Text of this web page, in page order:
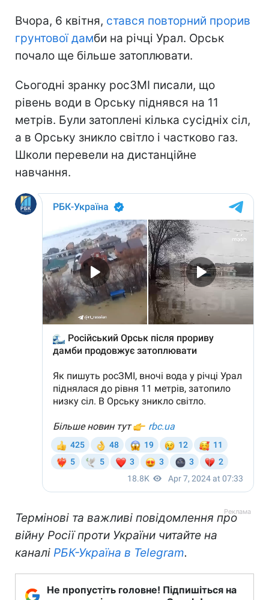
Вчора, 6 квітня, стався повторний прорив
грунтової дамби на річці Урал. Орськ
почало ще більше затоплювати.
Сьогодні зранку росЗМІ писали, що
рівень води в Орську піднявся на 11
метрів. Були затоплені кілька сусідніх сіл,
а в Орську зникло світло і частково газ.
Школи перевели на дистанційне
навчання.
Термінові та важливі повідомлення про
війну Росії проти України читайте на
каналі РБК-Україна в Telegram.
Не пропустіть головне! Підпишіться на